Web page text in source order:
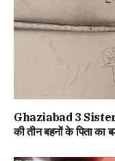
Ghaziabad 3 Sisters
की तीन बहनों के पिता का